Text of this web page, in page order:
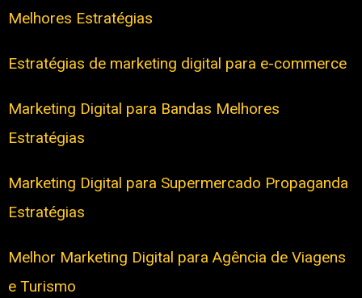
Melhores Estratégias
Estratégias de marketing digital para e-commerce
Marketing Digital para Bandas Melhores
Estratégias
Marketing Digital para Supermercado Propaganda
Estratégias
Melhor Marketing Digital para Agência de Viagens
e Turismo